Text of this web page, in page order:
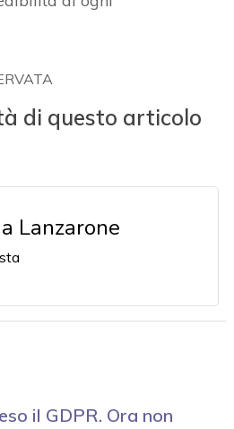
di questo articolo
Lanzarone
il GDPR. Ora non